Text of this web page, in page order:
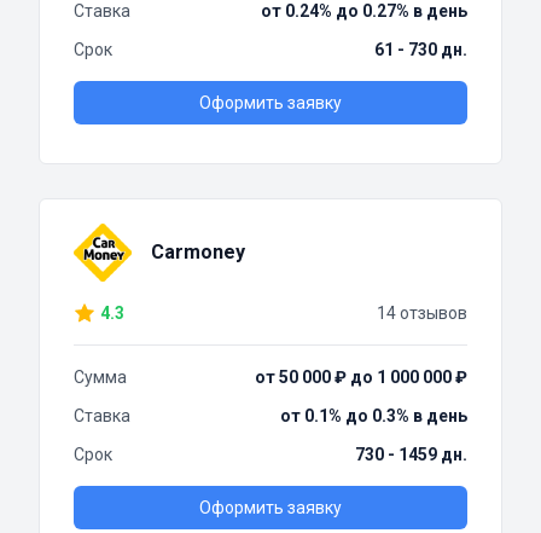
Ставка
от 0.24% до 0.27% в день
Срок
61 - 730 дн.
Оформить заявку
Carmoney
4.3 14 отзывов
Сумма
от 50 000 ₽ до 1 000 000 ₽
Ставка
от 0.1% до 0.3% в день
Срок
730 - 1459 дн.
Оформить заявку